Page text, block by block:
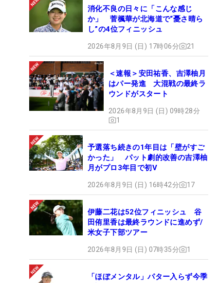
消化不良の日々に「こんな感じ
か」 菅楓華が北海道で“憂さ晴ら
し”の4位フィニッシュ
2026年8月9日 (日) 17時06分 21
＜速報＞安田祐香、吉澤柚月
はパー発進 大混戦の最終ラ
ウンドがスタート
2026年8月9日 (日) 09時28分
1
予選落ち続きの1年目は「壁がすご
かった」 パット劇的改善の吉澤柚
月がプロ3年目で初V
2026年8月9日 (日) 16時42分 17
伊藤二花は52位フィニッシュ 谷
田侑里香は最終ラウンドに進めず/
米女子下部ツアー
2026年8月9日 (日) 07時35分 1
「ほぼメンタル」パター入らず今季